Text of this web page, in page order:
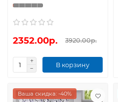
2352.00р. 3920.00р.
В корзину
Ваша скидка: -40%